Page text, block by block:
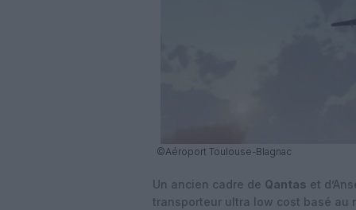
©Aéroport Toulouse-Blagnac
Un ancien cadre de Qantas et
transporteur ultra low cost basé au